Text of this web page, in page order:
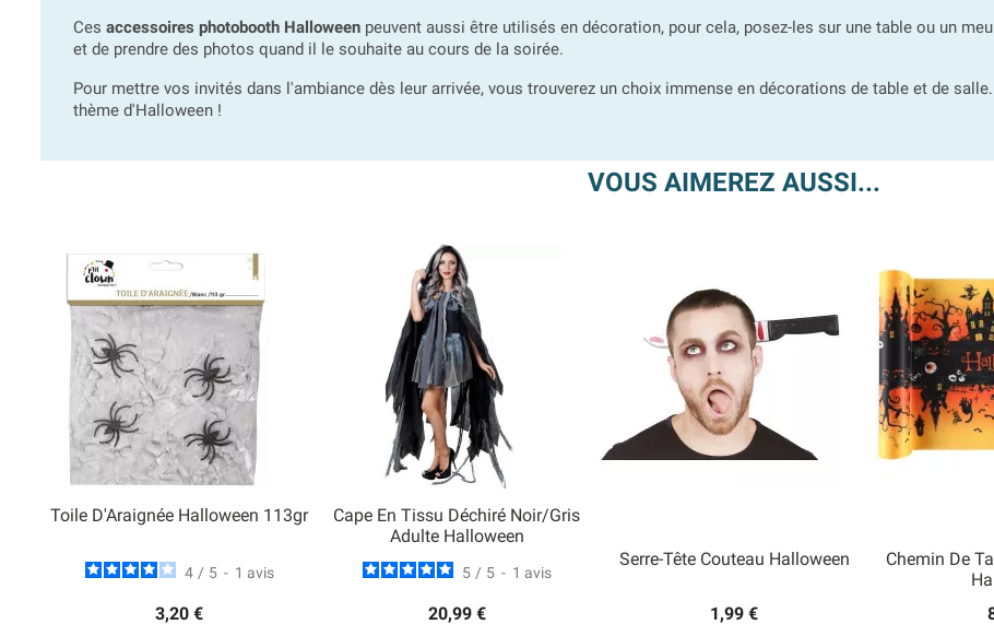
Ces accessoires photobooth Halloween peuvent aussi être utilisés en décoration, pour cela, posez-les sur une table ou un
et de prendre des photos quand il le souhaite au cours de la soirée.
Pour mettre vos invités dans l'ambiance dès leur arrivée, vous trouverez un choix immense en décorations de table et de
thème d'Halloween !
VOUS AIMEREZ AUSSI...
Toile D'Araignée Halloween 113gr
4 / 5 - 1 avis
3,20 €
Cape En Tissu Déchiré Noir/gris
Adulte Halloween
5 / 5 - 1 avis
20,99 €
Serre-Tête Couteau Halloween
1,99 €
Chemin De